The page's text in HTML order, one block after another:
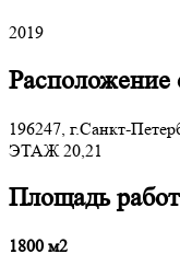
2019
Расположение
196247, г.Санкт-
ЭТАЖ 20,21
Площадь работ
1800 м2